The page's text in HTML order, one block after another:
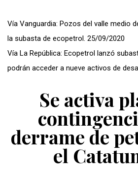
Vía Vanguardia: Pozos del valle medio
la subasta de ecopetrol. 25/09/2020
Vía La República: Ecopetrol lanzó
podrán acceder a nueve activos de
Se activa
derrame de
el